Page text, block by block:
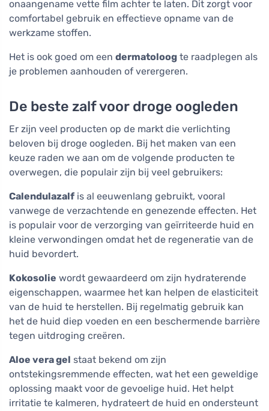
onaangename vette film achter te laten. Dit zorgt voor
comfortabel gebruik en effectieve opname van de
werkzame stoffen.
Het is ook goed om een dermatoloog te raadplegen als
je problemen aanhouden of verergeren.
De beste zalf voor droge oogleden
Er zijn veel producten op de markt die verlichting
beloven bij droge oogleden. Bij het maken van een
keuze raden we aan om de volgende producten te
overwegen, die populair zijn bij veel gebruikers:
Calendulazalf is al eeuwenlang gebruikt, vooral
vanwege de verzachtende en genezende effecten. Het
is populair voor de verzorging van geïrriteerde huid en
kleine verwondingen omdat het de regeneratie van de
huid bevordert.
Kokosolie wordt gewaardeerd om zijn hydraterende
eigenschappen, waarmee het kan helpen de elasticiteit
van de huid te herstellen. Bij regelmatig gebruik kan
het de huid diep voeden en een beschermende barrière
tegen uitdroging creëren.
Aloe vera gel staat bekend om zijn
ontstekingsremmende effecten, wat het een geweldige
oplossing maakt voor de gevoelige huid. Het helpt
irritatie te kalmeren, hydrateert de huid en ondersteunt